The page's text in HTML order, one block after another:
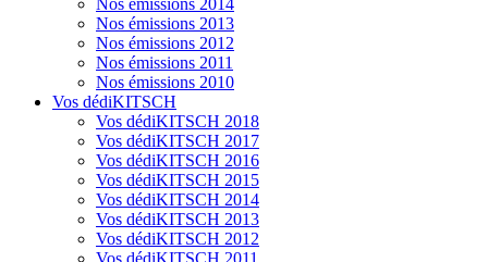
Nos émissions 2014
Nos émissions 2013
Nos émissions 2012
Nos émissions 2011
Nos émissions 2010
Vos dédiKITSCH
Vos dédiKITSCH 2018
Vos dédiKITSCH 2017
Vos dédiKITSCH 2016
Vos dédiKITSCH 2015
Vos dédiKITSCH 2014
Vos dédiKITSCH 2013
Vos dédiKITSCH 2012
Vos dédiKITSCH 2011